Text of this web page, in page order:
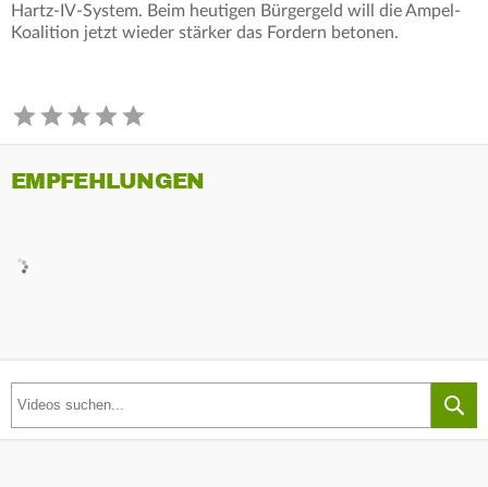
Hartz-IV-System. Beim heutigen Bürgergeld will die Ampel-
Koalition jetzt wieder stärker das Fordern betonen.
EMPFEHLUNGEN